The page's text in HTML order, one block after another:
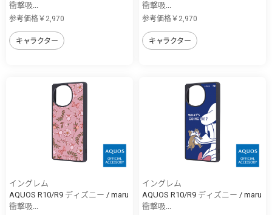
衝撃吸...
参考価格￥2,970
キャラクター
衝撃吸...
参考価格￥2,970
キャラクター
イングレム
AQUOS R10/R9 ディズニー / maru
衝撃吸...
イングレム
AQUOS R10/R9 ディズニー / maru
衝撃吸...